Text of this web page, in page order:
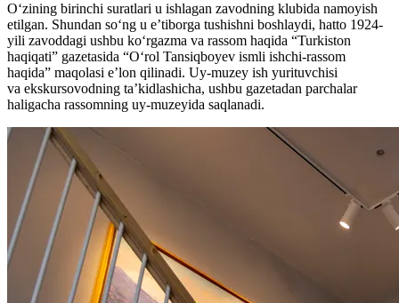
Oʻzining birinchi suratlari u ishlagan zavodning klubida namoyish
etilgan. Shundan soʻng u e’tiborga tushishni boshlaydi, hatto 1924-
yili zavoddagi ushbu koʻrgazma va rassom haqida “Turkiston
haqiqati” gazetasida “O‘rol Tansiqboyev ismli ishchi-rassom
haqida” maqolasi e’lon qilinadi. Uy-muzey ish yurituvchisi
va ekskursovodning ta’kidlashicha, ushbu gazetadan parchalar
haligacha rassomning uy-muzeyida saqlanadi.